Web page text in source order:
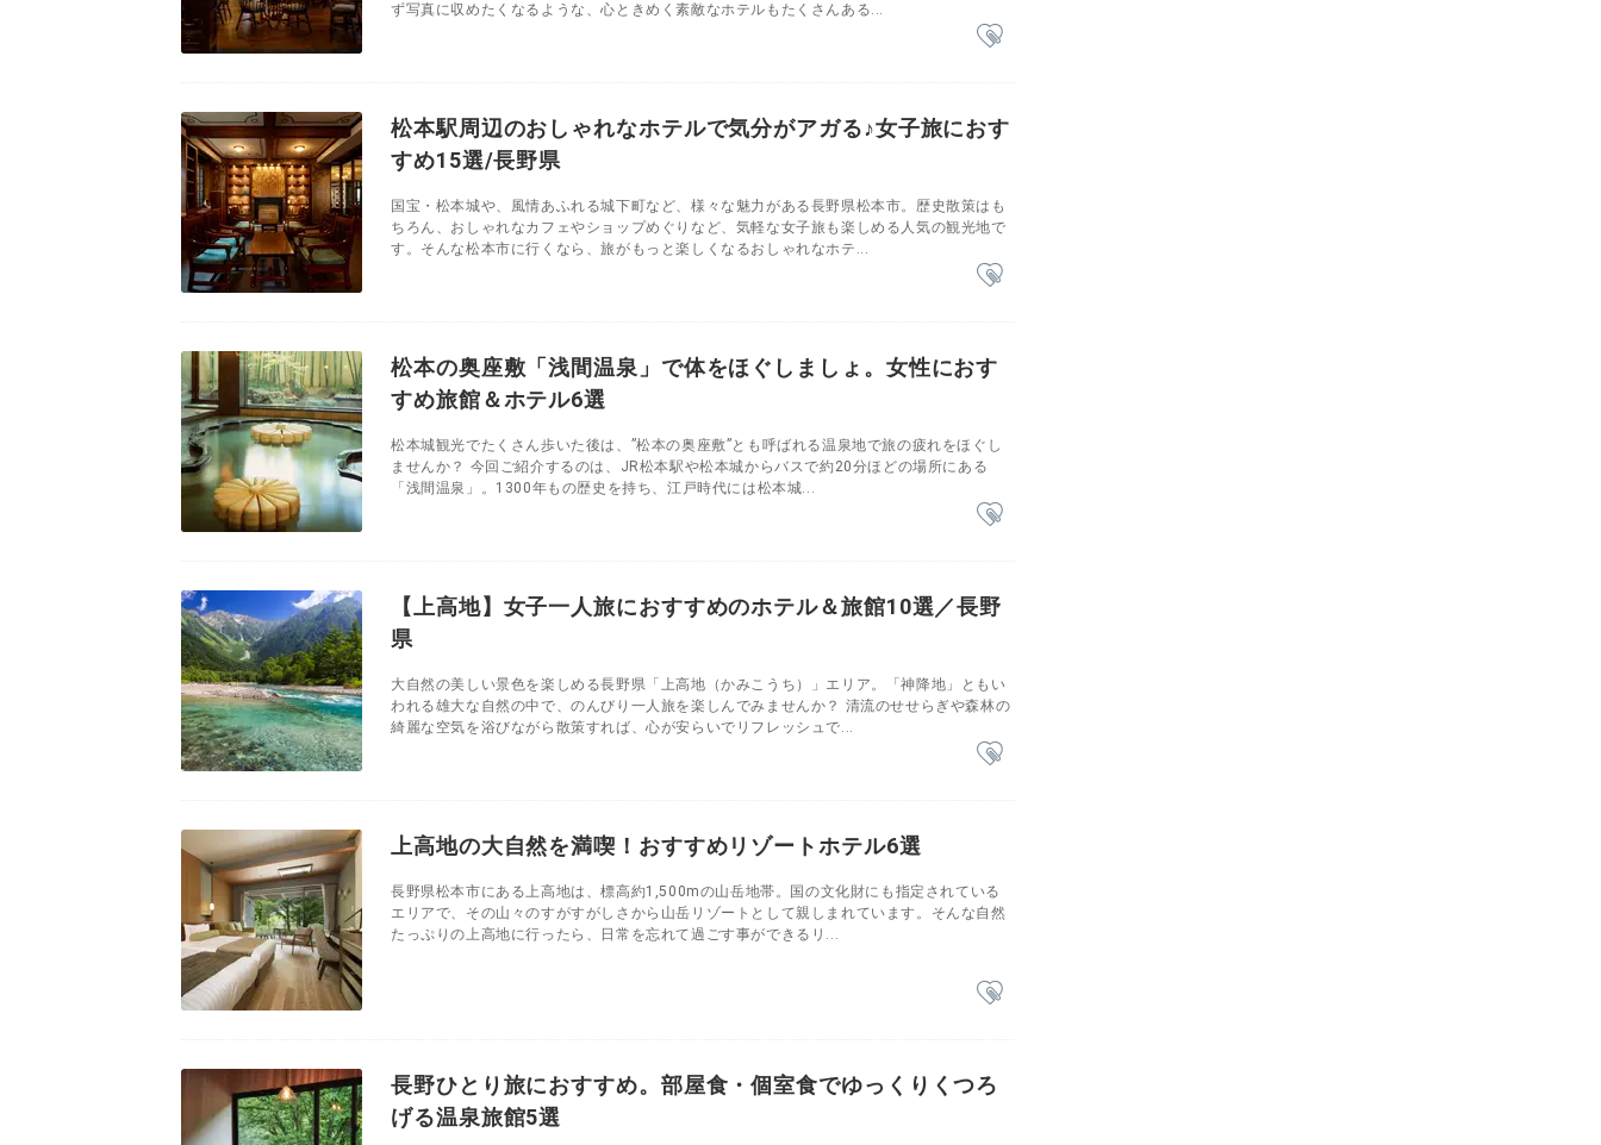
ず写真に収めたくなるような、心ときめく素敵なホテルもたくさんある...
松本駅周辺のおしゃれなホテルで気分がアガる♪女子旅におす
すめ15選/長野県
国宝・松本城や、風情あふれる城下町など、様々な魅力がある長野県松本市。歴史散策はも
ちろん、おしゃれなカフェやショップめぐりなど、気軽な女子旅も楽しめる人気の観光地で
す。そんな松本市に行くなら、旅がもっと楽しくなるおしゃれなホテ...
松本の奥座敷「浅間温泉」で体をほぐしましょ。女性におす
すめ旅館＆ホテル6選
松本城観光でたくさん歩いた後は、”松本の奥座敷”とも呼ばれる温泉地で旅の疲れをほぐし
ませんか？ 今回ご紹介するのは、JR松本駅や松本城からバスで約20分ほどの場所にある
「浅間温泉」。1300年もの歴史を持ち、江戸時代には松本城...
【上高地】女子一人旅におすすめのホテル＆旅館10選／長野
県
大自然の美しい景色を楽しめる長野県「上高地（かみこうち）」エリア。「神降地」ともい
われる雄大な自然の中で、のんびり一人旅を楽しんでみませんか？ 清流のせせらぎや森林の
綺麗な空気を浴びながら散策すれば、心が安らいでリフレッシュで...
上高地の大自然を満喫！おすすめリゾートホテル6選
長野県松本市にある上高地は、標高約1,500mの山岳地帯。国の文化財にも指定されている
エリアで、その山々のすがすがしさから山岳リゾートとして親しまれています。そんな自然
たっぷりの上高地に行ったら、日常を忘れて過ごす事ができるリ...
長野ひとり旅におすすめ。部屋食・個室食でゆっくりくつろ
げる温泉旅館5選